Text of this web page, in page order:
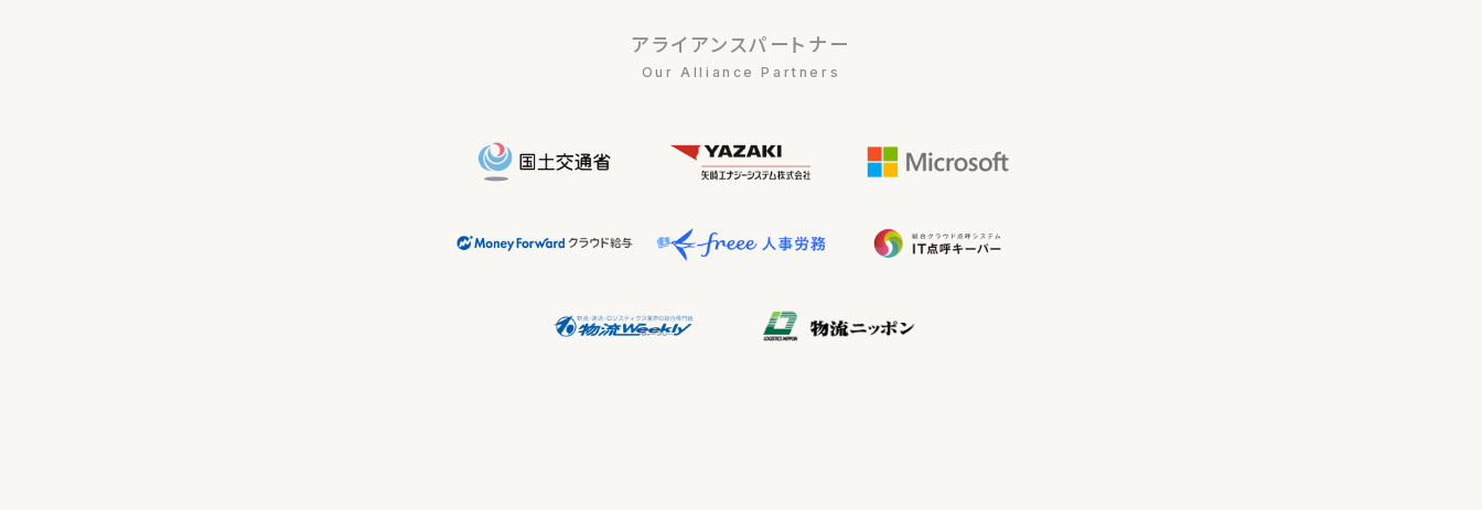
アライアンスパートナー
Our Alliance Partners